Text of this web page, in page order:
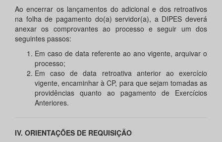
Ao encerrar os lançamentos do adicional e dos retroativos
na folha de pagamento do(a) servidor(a), a DIPES deverá
anexar os comprovantes ao processo e seguir um dos
seguintes passos:
Em caso de data referente ao ano vigente, arquivar o
processo;
Em caso de data retroativa anterior ao exercício
vigente, encaminhar à CP, para que sejam tomadas as
providências quanto ao pagamento de Exercícios
Anteriores.
IV. ORIENTAÇÕES DE REQUISIÇÃO